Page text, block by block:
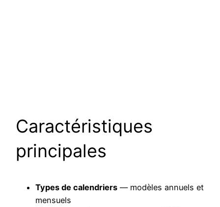
Caractéristiques
principales
Types de calendriers — modèles annuels et
mensuels